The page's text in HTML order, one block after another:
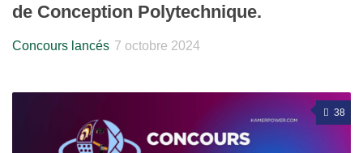
de Conception Polytechnique.
Concours lancés 7 octobre 2024
38